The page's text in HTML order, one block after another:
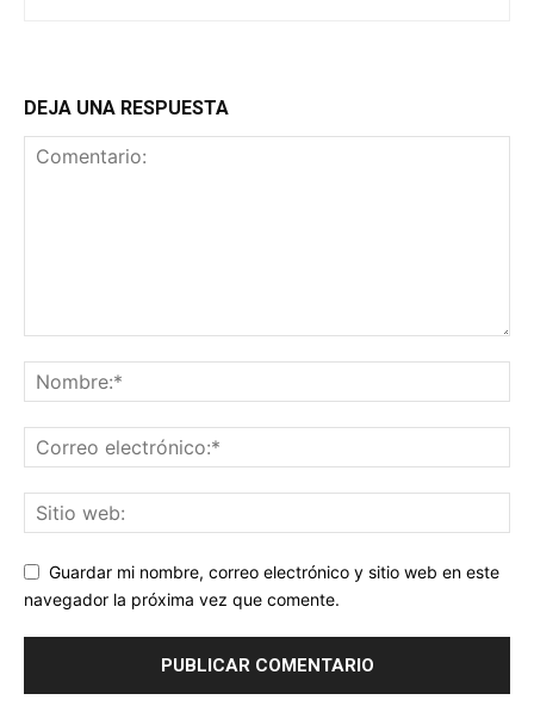
DEJA UNA RESPUESTA
Guardar mi nombre, correo electrónico y sitio web en este
navegador la próxima vez que comente.